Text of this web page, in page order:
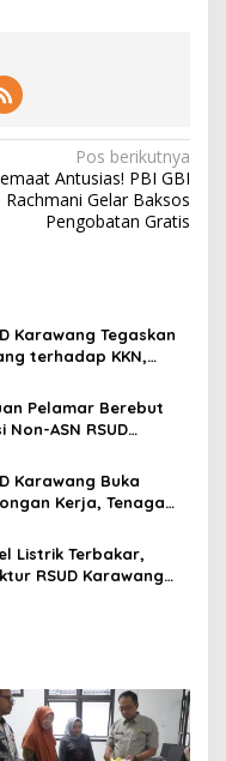
Pos berikutnya
Antusias! PBI GBI
Rachmani Gelar Baksos
Pengobatan Gratis
Karawang Tegaskan
terhadap KKN,
Pakta Integritas
Pelamar Berebut
Non-ASN RSUD
Ketat di Unsika
Karawang Buka
Kerja, Tenaga
Listrik Terbakar,
RSUD Karawang